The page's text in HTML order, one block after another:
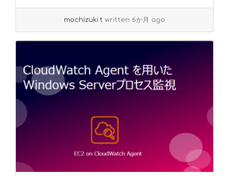
mochizuki.t written 6か月 ago